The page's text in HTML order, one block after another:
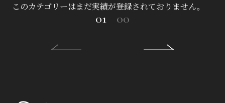
このカテゴリーはまだ実績が登録されておりません。
01 00